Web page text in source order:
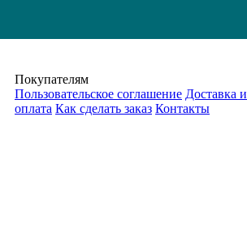
Покупателям
Пользовательское соглашение Доставка и
оплата Как сделать заказ Контакты